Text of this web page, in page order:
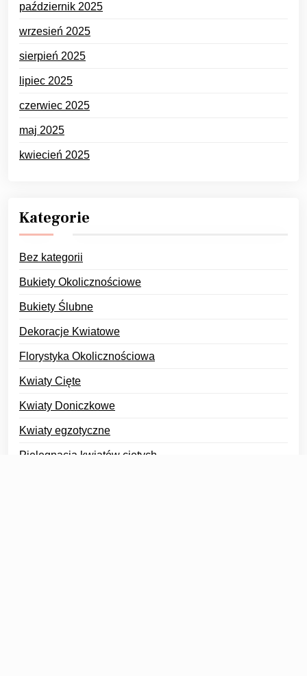
październik 2025
wrzesień 2025
sierpień 2025
lipiec 2025
czerwiec 2025
maj 2025
kwiecień 2025
Kategorie
Bez kategorii
Bukiety Okolicznościowe
Bukiety Ślubne
Dekoracje Kwiatowe
Florystyka Okolicznościowa
Kwiaty Cięte
Kwiaty Doniczkowe
Kwiaty egzotyczne
Pielęgnacja kwiatów ciętych